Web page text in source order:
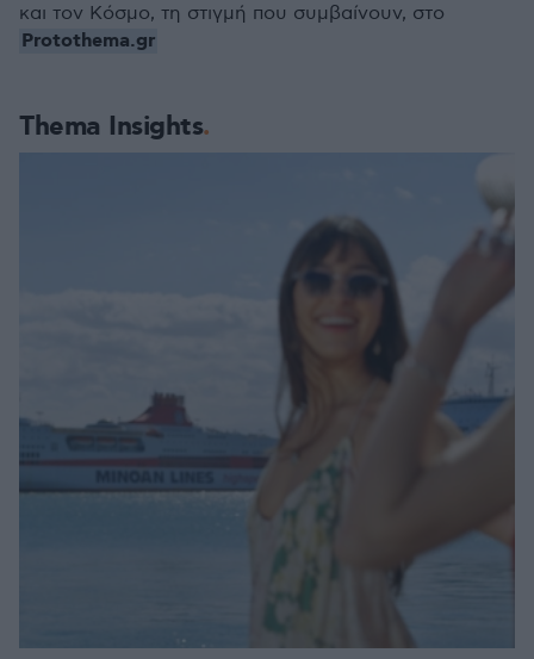
Thema Insights
και τον Κόσμο, τη στιγμή που συμβαίνουν, στο
Protothema.gr